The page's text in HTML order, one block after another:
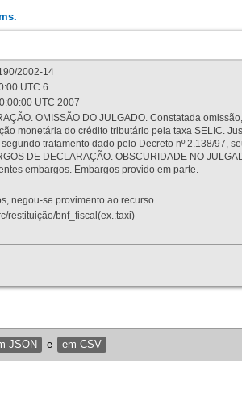
2002-14
UTC 6
UTC 2007
OMISSÃO DO JULGADO. Constatada
monetária do crédito tributário pela taxa SELIC.
tratamento dado pelo Decreto nº 2.138/97,
DE DECLARAÇÃO. OBSCURIDADE NO
embargos. Embargos provido em parte.
negou-se provimento ao recurso.
restituição/bnf_fiscal(ex.:taxi)
JSON e em CSV